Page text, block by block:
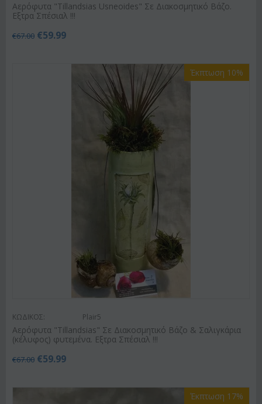
Αερόφυτα "Tillandsias Usneoides" Σε Διακοσμητικό Βάζο.
Εξτρα Σπέσιαλ !!!
€67.00 €59.99
Έκπτωση 10%
ΚΩΔΙΚΟΣ: Plair5
Αερόφυτα "Tillandsias" Σε Διακοσμητικό Βάζο & Σαλιγκάρια
(κέλυφος) φυτεμένα. Εξτρα Σπέσιαλ !!!
€67.00 €59.99
Έκπτωση 17%